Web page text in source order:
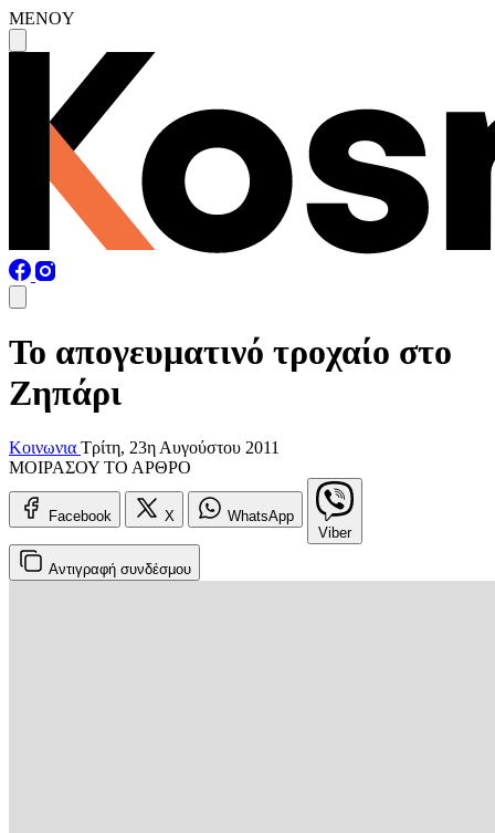
MENOY
Το απογευματινό τροχαίο στο
Ζηπάρι
Κοινωνια Τρίτη, 23η Αυγούστου 2011
ΜΟΙΡΑΣΟΥ ΤΟ ΑΡΘΡΟ
Facebook X
WhatsApp
Viber
Αντιγραφή συνδέσμου